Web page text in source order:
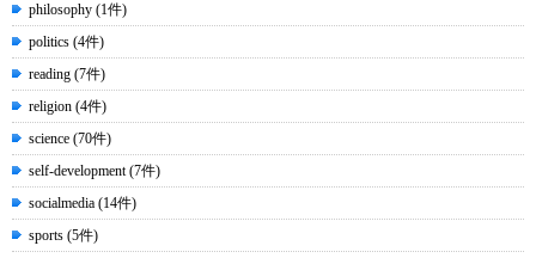
philosophy (1件)
politics (4件)
reading (7件)
religion (4件)
science (70件)
self-development (7件)
socialmedia (14件)
sports (5件)